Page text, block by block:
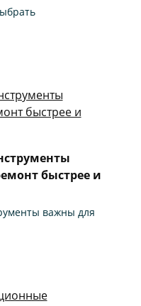
быстрее и
важны для